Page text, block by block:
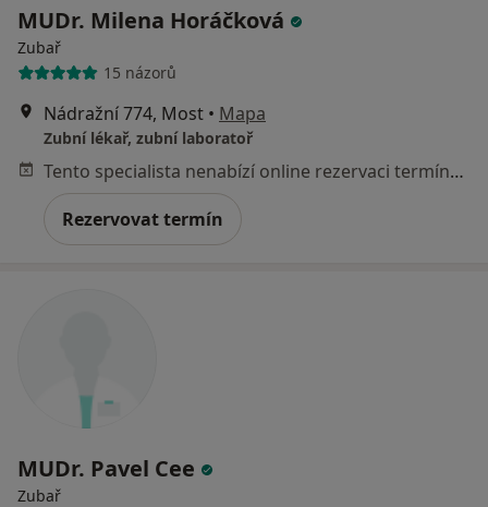
MUDr. Milena Horáčková
Zubař
15 názorů
Nádražní 774, Most • Mapa
Zubní lékař, zubní laboratoř
Tento specialista nenabízí online rezervaci termínu na této adrese.
Rezervovat termín
MUDr. Pavel Cee
Zubař